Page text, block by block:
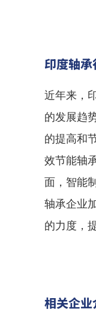
印度轴
近年来，
的发展趋
的提高和
效节能轴
面，智能
轴承企业
的力度，
相关企业